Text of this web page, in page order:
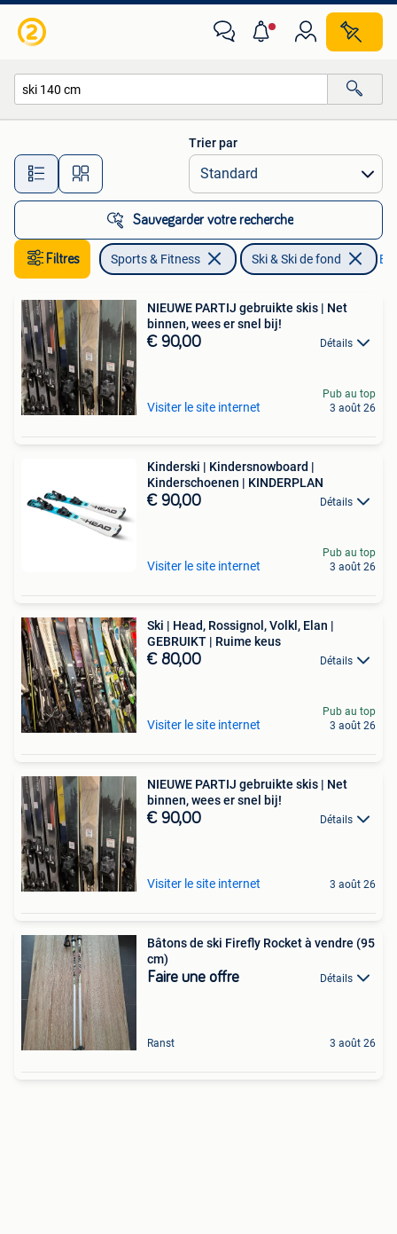
Toutes les distances…
Trier par
Sauvegarder votre recherche
Filtres Sports & Fitness Ski & Ski de fond
NIEUWE PARTIJ gebruikte skis | Net
binnen, wees er snel bij!
€ 90,00 Détails
Visiter le site internet
Pub au top
3 août 26
Kinderski | Kindersnowboard |
Kinderschoenen | KINDERPLAN
€ 90,00 Détails
Visiter le site internet
Pub au top
3 août 26
Ski | Head, Rossignol, Volkl, Elan |
GEBRUIKT | Ruime keus
€ 80,00 Détails
Visiter le site internet
Pub au top
3 août 26
NIEUWE PARTIJ gebruikte skis | Net
binnen, wees er snel bij!
€ 90,00 Détails
Visiter le site internet 3 août 26
Bâtons de ski Firefly Rocket à vendre (95
cm)
Faire une offre Détails
Ranst 3 août 26